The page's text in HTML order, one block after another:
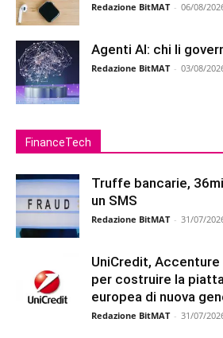
Redazione BitMAT - 06/08/
Agenti AI: chi li
Redazione BitMAT - 03/08/
FinanceTech
Truffe bancarie,
un SMS
Redazione BitMAT - 31/07/
UniCredit,
per costruire la
europea di nuova
Redazione BitMAT - 31/07/